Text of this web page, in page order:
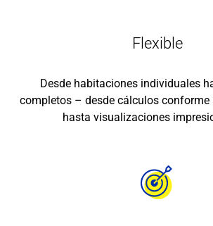
Flexible
Desde habitaciones individuales
completos – desde cálculos
hasta visualizaciones